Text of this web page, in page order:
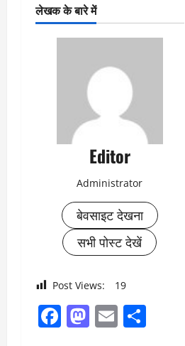
लेखक के बारे में
Editor
Administrator
बेवसाइट देखना
सभी पोस्ट देखें
Post Views: 19
Facebook
Mastodon
Email